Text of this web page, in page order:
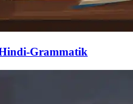
Grammatik